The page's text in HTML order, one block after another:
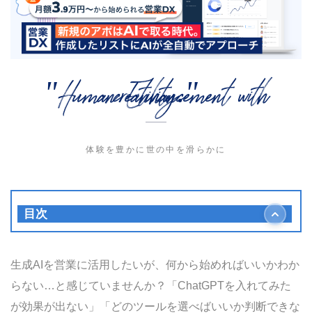
"Human Enhancement with creativity."
体験を豊かに世の中を滑らかに
目次
生成AI営業活用とは
生成AI 営業 活用 事例の全体像
本記事で解決できる課題
この記事を読むべき対象者
生成AIを営業に活用したいが、何から始めればいいかわか
らない…と感じていませんか？「ChatGPTを入れてみた
が効果が出ない」「どのツールを選べばいいか判断できな